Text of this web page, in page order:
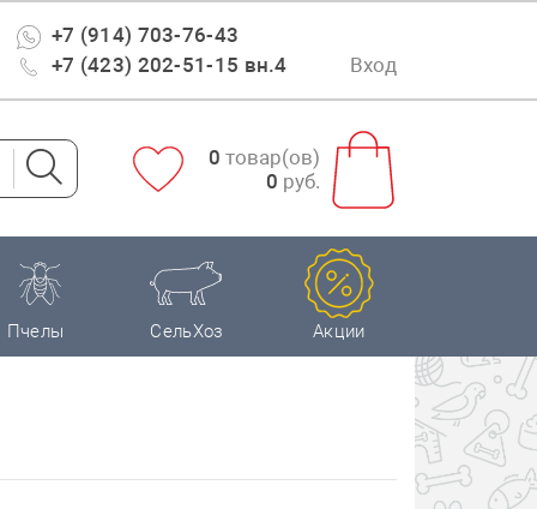
+7 (914) 703-76-43
+7 (423) 202-51-15 вн.4
Вход
0 товар(ов)
0 руб.
Пчелы СельХоз Акции